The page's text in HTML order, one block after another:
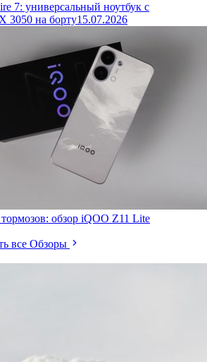
7: универсальный ноутбук с
3050 на борту15.07.2026
обзор iQOO Z11 Lite
все Обзоры